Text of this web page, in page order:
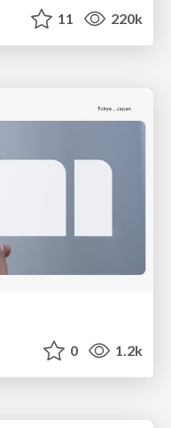
11 220k
0 1.2k